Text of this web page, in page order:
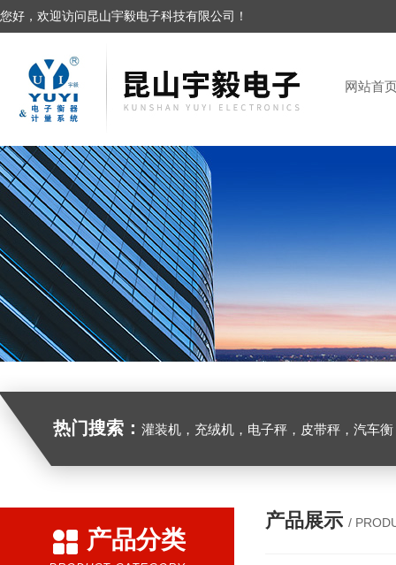
您好，欢迎访问昆山宇毅电子科技有限公司！
网站首
热门搜索： 灌装机，充绒机，电子秤，皮带秤，汽车
产品分类
产品展示 /